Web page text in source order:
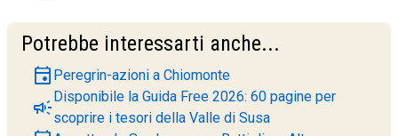
Potrebbe interessarti anche...
event Peregrin-azioni a Chiomonte
campaignDisponibile la Guida Free 2026: 60 pagine per
scoprire i tesori della Valle di Susa